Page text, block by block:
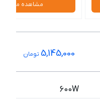
مشاهده
5,145,000 تومان
600W